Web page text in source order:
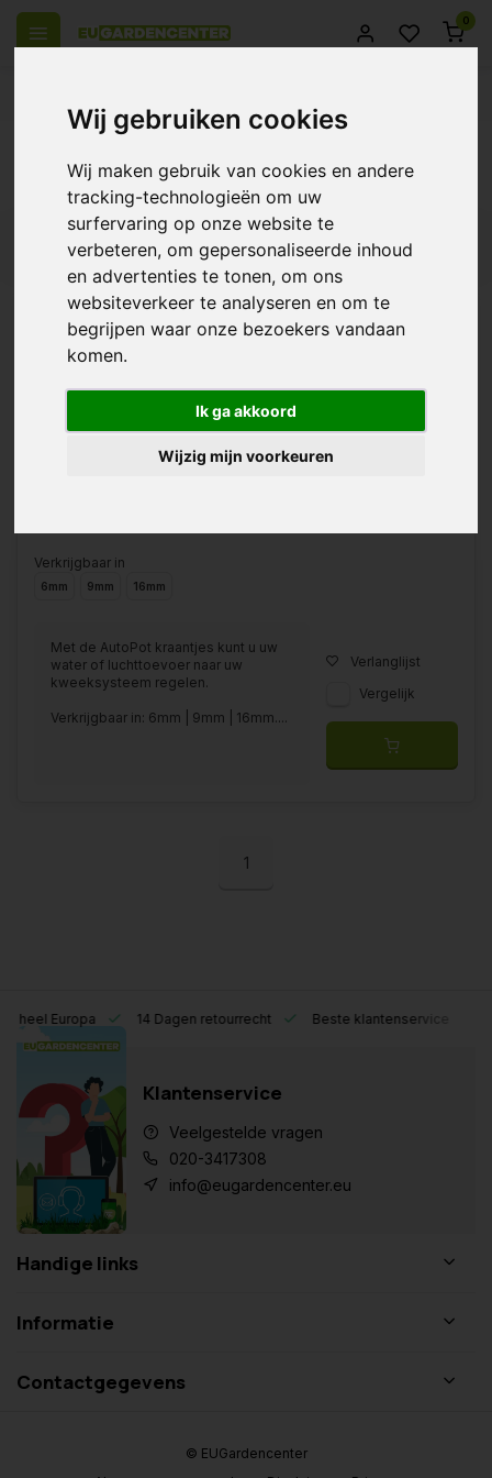
Wij gebruiken cookies
Wij maken gebruik van cookies en andere
tracking-technologieën om uw
surfervaring op onze website te
verbeteren, om gepersonaliseerde inhoud
en advertenties te tonen, om ons
websiteverkeer te analyseren en om te
begrijpen waar onze bezoekers vandaan
komen.
Ik ga akkoord
Wijzig mijn voorkeuren
0
Producten getagd met In-Line Tap
€3,50
Verkrijgbaar in
6mm 9mm 16mm
Met de AutoPot kraantjes kunt u uw
water of luchttoevoer naar uw
kweeksysteem regelen.
Verkrijgbaar in: 6mm | 9mm | 16mm....
Verlanglijst
Vergelijk
1
Europa 14 Dagen retourrecht Beste klantenservice
Klantenservice
Veelgestelde vragen
020-3417308
info@eugardencenter.eu
Handige links
Informatie
Contactgegevens
© EUGardencenter